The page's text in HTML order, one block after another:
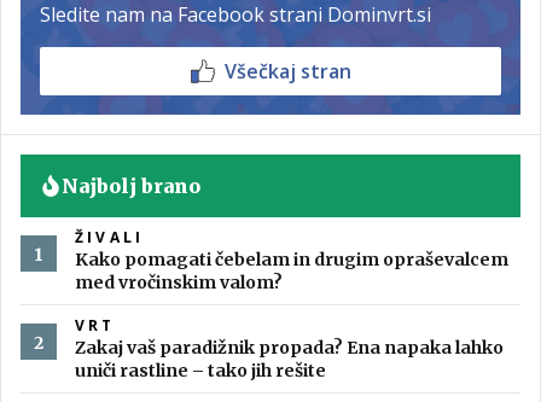
Sledite nam na Facebook strani Dominvrt.si
Všečkaj stran
Najbolj brano
ŽIVALI
Kako pomagati čebelam in drugim opraševalcem
med vročinskim valom?
VRT
Zakaj vaš paradižnik propada? Ena napaka lahko
uniči rastline – tako jih rešite